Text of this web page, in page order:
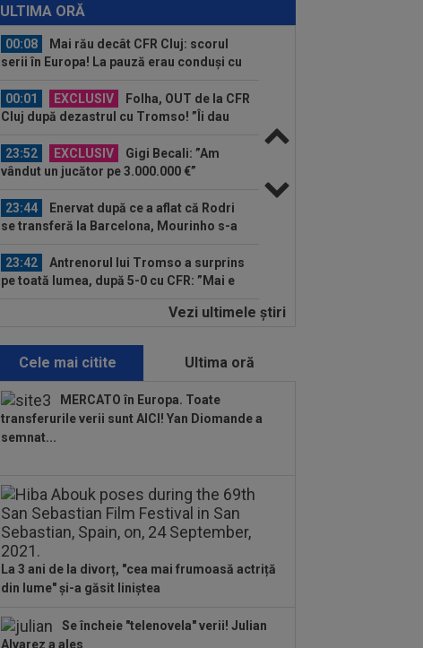
ULTIMA ORĂ
euro pentru Rodri!
00:08
Mai rău decât CFR Cluj: scorul
serii în Europa! La pauză erau conduși cu
00:01
EXCLUSIV
Folha, OUT de la CFR
Cluj după dezastrul cu Tromso! ”Îi dau
23:52
EXCLUSIV
Gigi Becali: ”Am
vândut un jucător pe 3.000.000 €”
23:44
Enervat după ce a aflat că Rodri
se transferă la Barcelona, Mourinho s-a
23:42
Antrenorul lui Tromso a surprins
pe toată lumea, după 5-0 cu CFR: ”Mai e
Lovitură de
00:41
EXCLUSIV
Gigi Becali: ”Hai să-
ți spun ce face Mihai Stoica. E prima oară
când o zic”
00:34
EXCLUSIV
Dorit iar de Varga la
CFR Cluj, Edi Iordănescu a luat decizia!
dat declarația serii, după KuPS - Craiova:
”Știi cine mă...
00:12
Barcelona, 180 de milioane de
euro pentru Rodri!
Vezi ultimele ştiri
Cele mai citite Ultima oră
MERCATO în Europa. Toate
transferurile verii sunt AICI! Yan Diomande a
semnat...
La 3 ani de la divorț, "cea mai frumoasă actriță
din lume" și-a găsit liniștea
Se încheie "telenovela" verii! Julian
Alvarez a ales